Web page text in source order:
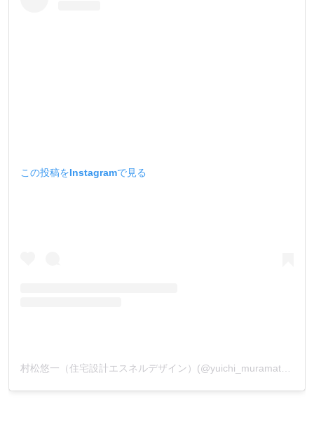
この投稿をInstagramで見る
村松悠一（住宅設計エスネルデザイン）(@yuichi_muramatsu_)がシェアした投稿